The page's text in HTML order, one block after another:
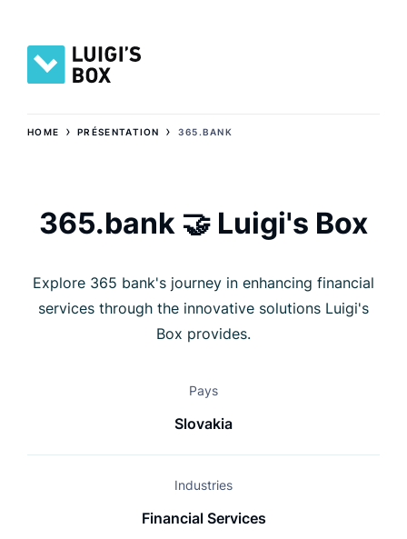
HOME ›PRÉSENTATION › 365.BANK
365.bank 🤝 Luigi's Box
Explore 365 bank's journey in enhancing financial
services through the innovative solutions Luigi's
Box provides.
Pays
Slovakia
Industries
Financial Services